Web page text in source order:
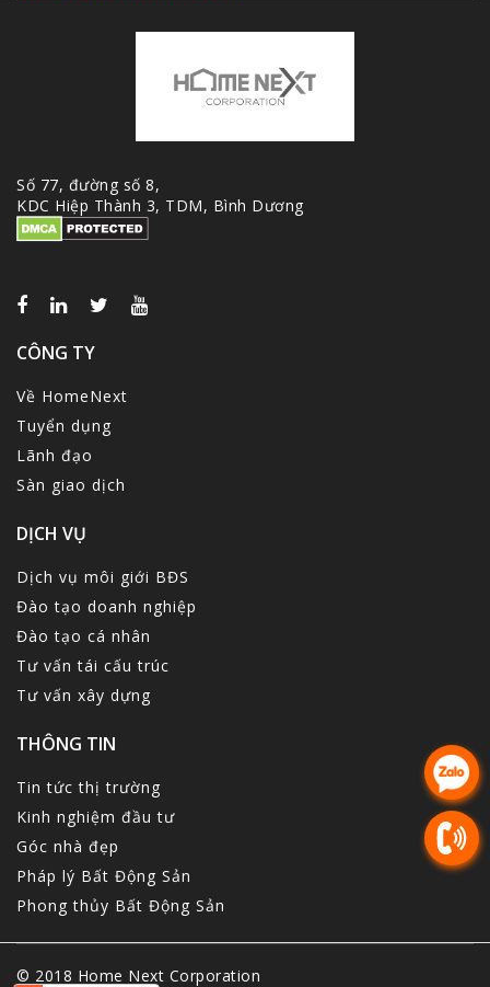
Số 77, đường số 8,
KDC Hiệp Thành 3, TDM, Bình Dương
CÔNG TY
Về HomeNext
Tuyển dụng
Lãnh đạo
Sàn giao dịch
DỊCH VỤ
Dịch vụ môi giới BĐS
Đào tạo doanh nghiệp
Đào tạo cá nhân
Tư vấn tái cấu trúc
Tư vấn xây dựng
THÔNG TIN
Tin tức thị trường
Kinh nghiệm đầu tư
Góc nhà đẹp
Pháp lý Bất Động Sản
Phong thủy Bất Động Sản
© 2018 Home Next Corporation